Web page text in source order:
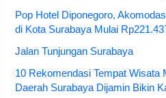
Pop Hotel Diponegoro,
di Kota Surabaya Mulai
Jalan Tunjungan Surabaya
10 Rekomendasi Tempat Wisata
Daerah Surabaya Dijamin Bikin